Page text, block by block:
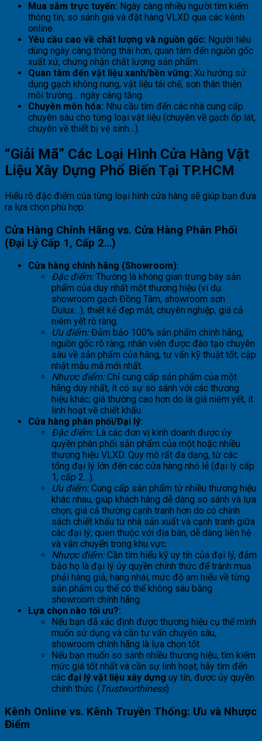
Mua sắm trực tuyến: Ngày càng nhiều người tìm kiếm
thông tin, so sánh giá và đặt hàng VLXD qua các kênh
online.
Yêu cầu cao về chất lượng và nguồn gốc: Người tiêu
dùng ngày càng thông thái hơn, quan tâm đến nguồn gốc
xuất xứ, chứng nhận chất lượng sản phẩm.
Quan tâm đến vật liệu xanh/bền vững: Xu hướng sử
dụng gạch không nung, vật liệu tái chế, sơn thân thiện
môi trường… ngày càng tăng.
Chuyên môn hóa: Nhu cầu tìm đến các nhà cung cấp
chuyên sâu cho từng loại vật liệu (chuyên về gạch ốp lát,
chuyên về thiết bị vệ sinh…).
“Giải Mã” Các Loại Hình Cửa Hàng Vật
Liệu Xây Dựng Phổ Biến Tại TP.HCM
Hiểu rõ đặc điểm của từng loại hình cửa hàng sẽ giúp bạn đưa
ra lựa chọn phù hợp:
Cửa Hàng Chính Hãng vs. Cửa Hàng Phân Phối
(Đại Lý Cấp 1, Cấp 2…)
Cửa hàng chính hãng (Showroom):
Đặc điểm:Thường là không gian trưng bày sản
phẩm của duy nhất một thương hiệu (ví dụ:
showroom gạch Đồng Tâm, showroom sơn
Dulux…), thiết kế đẹp mắt, chuyên nghiệp, giá cả
niêm yết rõ ràng.
Ưu điểm:Đảm bảo 100% sản phẩm chính hãng,
nguồn gốc rõ ràng; nhân viên được đào tạo chuyên
sâu về sản phẩm của hãng, tư vấn kỹ thuật tốt; cập
nhật mẫu mã mới nhất.
Nhược điểm:Chỉ cung cấp sản phẩm của một
hãng duy nhất, ít có sự so sánh với các thương
hiệu khác; giá thường cao hơn do là giá niêm yết, ít
linh hoạt về chiết khấu.
Cửa hàng phân phối/Đại lý:
Đặc điểm:Là các đơn vị kinh doanh được ủy
quyền phân phối sản phẩm của một hoặc nhiều
thương hiệu VLXD. Quy mô rất đa dạng, từ các
tổng đại lý lớn đến các cửa hàng nhỏ lẻ (đại lý cấp
1, cấp 2…).
Ưu điểm:Cung cấp sản phẩm từ nhiều thương hiệu
khác nhau, giúp khách hàng dễ dàng so sánh và lựa
chọn; giá cả thường cạnh tranh hơn do có chính
sách chiết khấu từ nhà sản xuất và cạnh tranh giữa
các đại lý; quen thuộc với địa bàn, dễ dàng liên hệ
và vận chuyển trong khu vực.
Nhược điểm:Cần tìm hiểu kỹ uy tín của đại lý, đảm
bảo họ là đại lý ủy quyền chính thức để tránh mua
phải hàng giả, hàng nhái; mức độ am hiểu về từng
sản phẩm cụ thể có thể không sâu bằng
showroom chính hãng.
Lựa chọn nào tối ưu?:
Nếu bạn đã xác định được thương hiệu cụ thể mình
muốn sử dụng và cần tư vấn chuyên sâu,
showroom chính hãng là lựa chọn tốt.
Nếu bạn muốn so sánh nhiều thương hiệu, tìm kiếm
mức giá tốt nhất và cần sự linh hoạt, hãy tìm đến
các đại lý vật liệu xây dựng uy tín, được ủy quyền
chính thức. ( Trustworthiness)
Kênh Online vs. Kênh Truyền Thống: Ưu và Nhược
Điểm